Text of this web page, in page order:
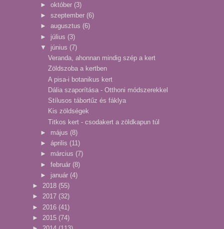
► október (3)
► szeptember (6)
► augusztus (6)
► július (3)
▼ június (7)
Veranda, ahonnan mindig szép a kert
Zöldszoba a kertben
A pisa-i botanikus kert
Dália szaporítása - Otthoni módszerekkel
Stílusos tábortűz és fáklya
Kis zöldségek
Titkos kert - csodakert a zöldkapun túl
► május (8)
► április (11)
► március (7)
► február (8)
► január (4)
► 2018 (55)
► 2017 (32)
► 2016 (41)
► 2015 (74)